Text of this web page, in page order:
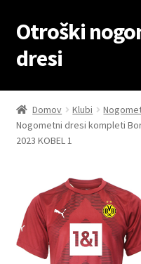
Skip
to
navigation
Skip
to
content
Otroški
dresi
Domov
Blog
Košarica
Moj račun
Domov Klubi
Nogometni dresi kompleti
2023 KOBEL 1